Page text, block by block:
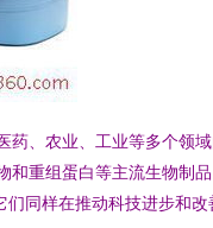
药、农业、工业等多个领
和重组蛋白等主流生物制品
们同样在推动科技进步和改